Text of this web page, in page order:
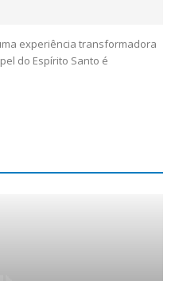
experiência transformadora
do Espírito Santo é